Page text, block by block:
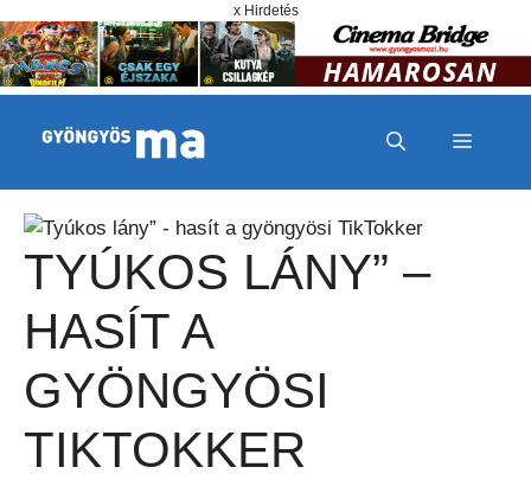
x Hirdetés
MENÜ
TYÚKOS LÁNY” –
HASÍT A
GYÖNGYÖSI
TIKTOKKER